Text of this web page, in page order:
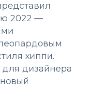
2022 —
хиппи.
дизайнера